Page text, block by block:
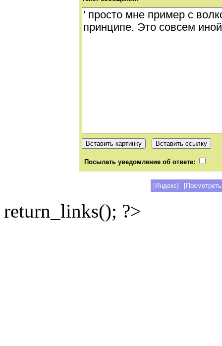
Посылать уведомление об ответе:
[Индекс]
return_links(); ?>